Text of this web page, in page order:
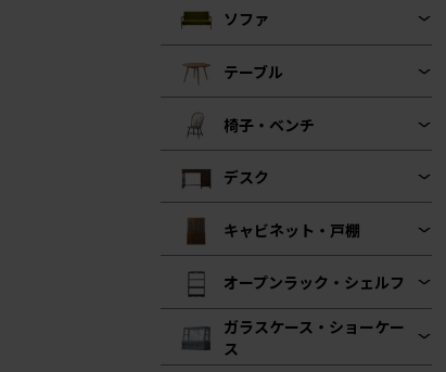
ソファ
テーブル
椅子・ベンチ
デスク
キャビネット・戸棚
オープンラック・シェルフ
ガラスケース・ショーケー
ス